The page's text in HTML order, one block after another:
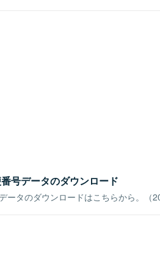
号データのダウンロード
ータのダウンロードはこちらから。（